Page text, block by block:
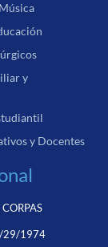
y
y Docentes
29/1974